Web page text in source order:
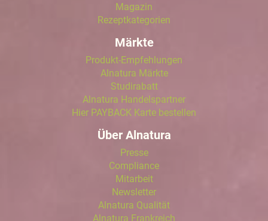
Magazin
Rezeptkategorien
Märkte
Produkt-Empfehlungen
Alnatura Märkte
Studirabatt
Alnatura Handelspartner
Hier PAYBACK Karte bestellen
Über Alnatura
Presse
Compliance
Mitarbeit
Newsletter
Alnatura Qualität
Alnatura Frankreich